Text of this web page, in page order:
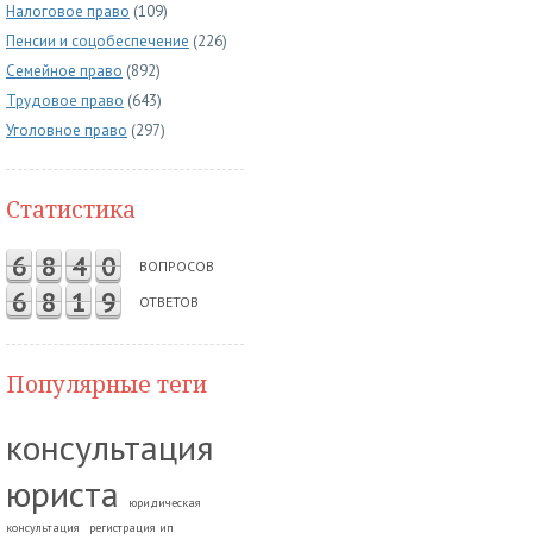
Налоговое право (109)
Пенсии и соцобеспечение (226)
Семейное право (892)
Трудовое право (643)
Уголовное право (297)
Статистика
6 8 4 0 ВОПРОСОВ
6 8 1 9 ОТВЕТОВ
Популярные теги
консультация
юриста
юридическая
консультация
регистрация ип